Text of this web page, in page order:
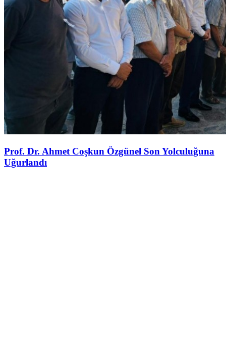
Prof. Dr. Ahmet Coşkun Özgünel Son Yolculuğuna
Uğurlandı